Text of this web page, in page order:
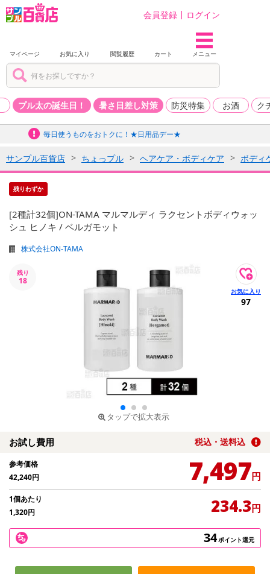
会員登録 ログイン
マイページ お気に入り 閲覧履歴 カート メニュー
プル太の誕生日！ 暑さ日差し対策 防災特集 お酒 ク
毎日使うものをおトクに！★日用品デー★
サンプル百貨店 ちょっプル ヘアケア・ボディケア ボディ
残りわずか
[2種計32個]ON-TAMA マルマルディ ラクセントボディウォッ
シュ ヒノキ / ベルガモット
株式会社ON-TAMA
残り
18
タップで拡大表示
97
お試し費用 税込・送料込
参考価格
42,240円 7,497円
1個あたり
1,320円 234.3円
34ポイント還元